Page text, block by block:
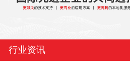
行业资讯